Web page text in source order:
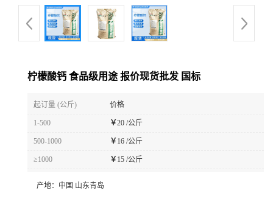
柠檬酸钙 食品级用途 报价现货批发 国标
起订量 (公斤) 价格
1-500 ￥20 /公斤
500-1000 ￥ 16 /公斤
≥1000 ￥ 15 /公斤
产地： 中国 山东青岛